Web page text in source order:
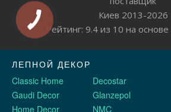
Киев 2013-2026
Рейтинг: 9.4из 10 на основе
ЛЕПНОЙ ДЕКОР
Classic Home
Decostar
Gaudi Decor
Glanzepol
Home Decor
NMC